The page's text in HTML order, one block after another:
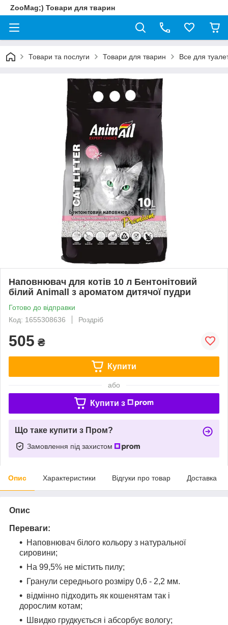
ZooMag;) Товари для тварин
Товари та послуги Товари для тварин Все для
Наповнювач для котів 10 л Бентонітовий
білий Animall з ароматом дитячої пудри
Готово до відправки
Код: 1655308636
Роздріб
505 ₴
Купити
або
Купити з
Що таке купити з Пром?
Замовлення під захистом
Опис Характеристики Відгуки про товар Доставка
Опис
Переваги:
Наповнювач білого кольору з натуральної
сировини;
На 99,5% не містить пилу;
Гранули середнього розміру 0,6 - 2,2 мм.
відмінно підходить як кошенятам так і
дорослим котам;
Швидко грудкується і абсорбує вологу;